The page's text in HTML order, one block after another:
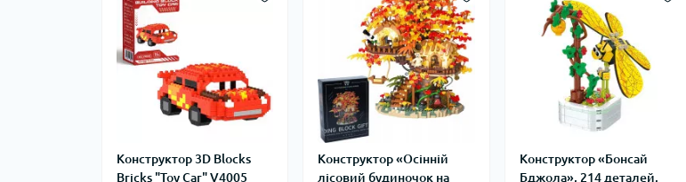
Конструктор 3D Blocks
Bricks "Toy Car" V4005
Конструктор «Осінній
лісовий будиночок на
Конструктор «Бонсай
Бджола», 214 деталей,